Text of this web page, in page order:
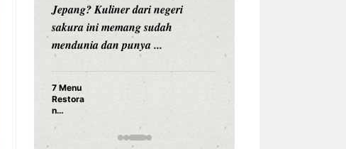
Jepang? Kuliner dari negeri
sakura ini memang sudah
mendunia dan punya ...
7 Menu
Restora
n
yang